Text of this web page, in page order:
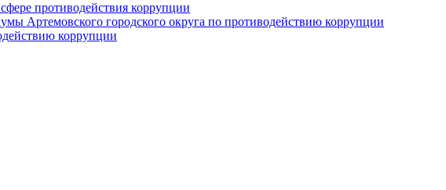
противодействия коррупции
Артемовского городского округа по противодействию коррупции
коррупции